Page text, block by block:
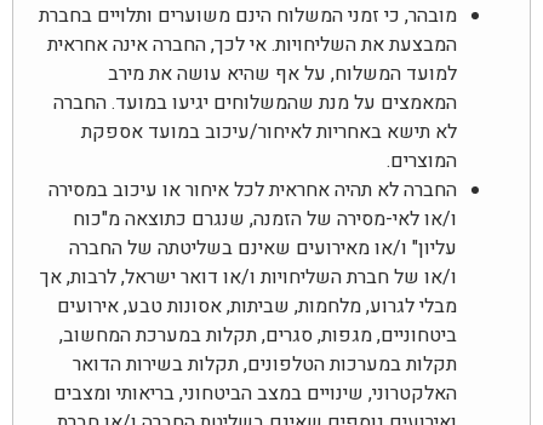
מובהר, כי זמני המשלוח הינם משוערים ותלויים בחברת
המבצעת את השליחויות. אי לכך, החברה אינה אחראית
למועד המשלוח, על אף שהיא עושה את מירב
המאמצים על מנת שהמשלוחים יגיעו במועד. החברה
לא תישא באחריות לאיחור/עיכוב במועד אספקת
המוצרים.
החברה לא תהיה אחראית לכל איחור או עיכוב במסירה
ו/או לאי-מסירה של הזמנה, שנגרם כתוצאה מ"כוח
עליון" ו/או מאירועים שאינם בשליטתה של החברה
ו/או של חברת השליחויות ו/או דואר ישראל, לרבות, אך
מבלי לגרוע, מלחמות, שביתות, אסונות טבע, אירועים
ביטחוניים, מגפות, סגרים, תקלות במערכת המחשוב,
תקלות במערכות הטלפונים, תקלות בשירות הדואר
האלקטרוני, שינויים במצב הביטחוני, בריאותי ומצבים